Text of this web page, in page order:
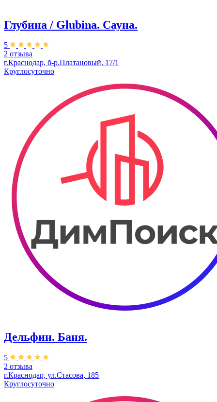
Глубина / Glubina. Сауна.
5
2 отзыва
г.Краснодар, б-р.​Платановый, 17/1
Круглосуточно
Дельфин. Баня.
5
2 отзыва
г.Краснодар, ул.Стасова, 185
Круглосуточно